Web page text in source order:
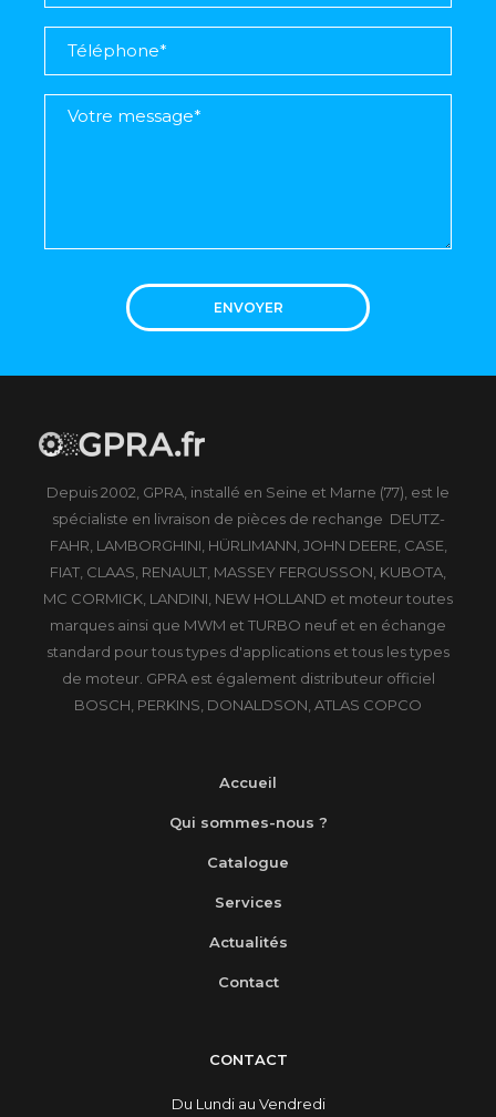
ENVOYER
Depuis 2002, GPRA, installé en Seine et Marne (77), est le
spécialiste en livraison de pièces de rechange DEUTZ-
FAHR, LAMBORGHINI, HÜRLIMANN, JOHN DEERE, CASE,
FIAT, CLAAS, RENAULT, MASSEY FERGUSSON, KUBOTA,
MC CORMICK, LANDINI, NEW HOLLAND et moteur toutes
marques ainsi que MWM et TURBO neuf et en échange
standard pour tous types d'applications et tous les types
de moteur. GPRA est également distributeur officiel
BOSCH, PERKINS, DONALDSON, ATLAS COPCO
Accueil
Qui sommes-nous ?
Catalogue
Services
Actualités
Contact
CONTACT
Du Lundi au Vendredi